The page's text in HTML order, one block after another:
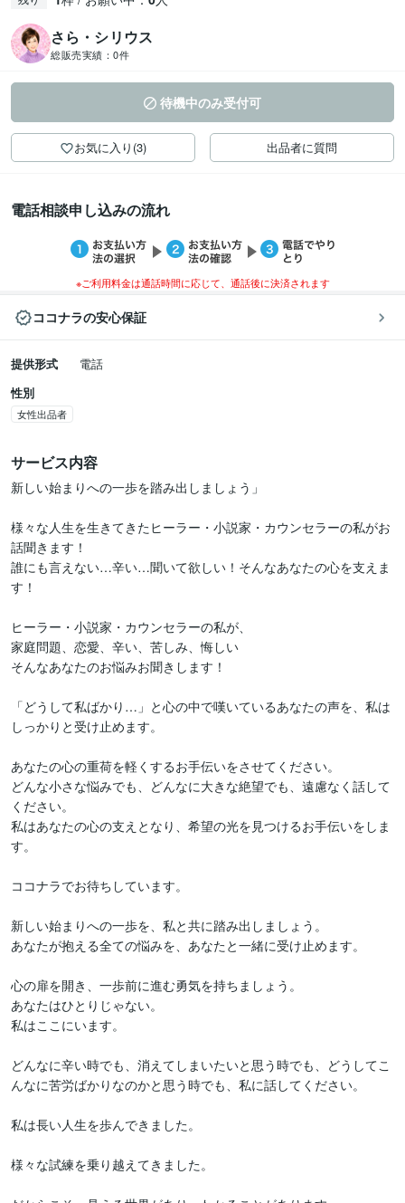
さら・シリウス
総販売実績： 0件
待機中のみ受付可
お気に入り(3) 出品者に質問
電話相談申し込みの流れ
※ご利用料金は通話時間に応じて、通話後に決済されます
ココナラの安心保証
提供形式
電話
性別
女性出品者
サービス内容
新しい始まりへの一歩を踏み出しましょう」
様々な人生を生きてきたヒーラー・小説家・カウンセラーの私がお
話聞きます！
誰にも言えない…辛い…聞いて欲しい！そんなあなたの心を支えま
す！
ヒーラー・小説家・カウンセラーの私が、
家庭問題、恋愛、辛い、苦しみ、悔しい
そんなあなたのお悩みお聞きします！
「どうして私ばかり…」と心の中で嘆いているあなたの声を、私は
しっかりと受け止めます。
あなたの心の重荷を軽くするお手伝いをさせてください。
どんな小さな悩みでも、どんなに大きな絶望でも、遠慮なく話して
ください。
私はあなたの心の支えとなり、希望の光を見つけるお手伝いをしま
す。
ココナラでお待ちしています。
新しい始まりへの一歩を、私と共に踏み出しましょう。
あなたが抱える全ての悩みを、あなたと一緒に受け止めます。
心の扉を開き、一歩前に進む勇気を持ちましょう。
あなたはひとりじゃない。
私はここにいます。
どんなに辛い時でも、消えてしまいたいと思う時でも、どうしてこ
んなに苦労ばかりなのかと思う時でも、私に話してください。
私は長い人生を歩んできました。
様々な試練を乗り越えてきました。